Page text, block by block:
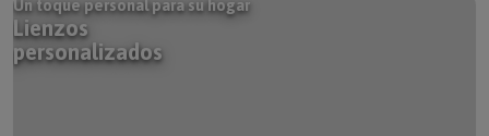
Lienzos
personalizados